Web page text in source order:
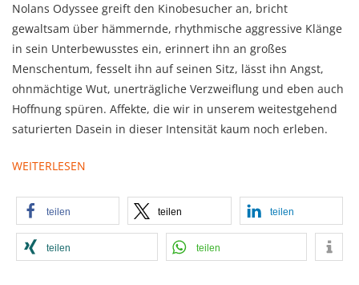
Nolans Odyssee greift den Kinobesucher an, bricht
gewaltsam über hämmernde, rhythmische aggressive Klänge
in sein Unterbewusstes ein, erinnert ihn an großes
Menschentum, fesselt ihn auf seinen Sitz, lässt ihn Angst,
ohnmächtige Wut, unerträgliche Verzweiflung und eben auch
Hoffnung spüren. Affekte, die wir in unserem weitestgehend
saturierten Dasein in dieser Intensität kaum noch erleben.
WEITERLESEN
teilen teilen teilen
teilen teilen